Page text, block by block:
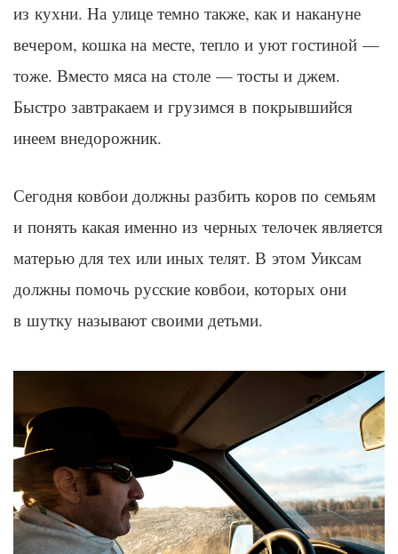
из кухни. На улице темно также, как и накануне
вечером, кошка на месте, тепло и уют гостиной —
тоже. Вместо мяса на столе — тосты и джем.
Быстро завтракаем и грузимся в покрывшийся
инеем внедорожник.
Сегодня ковбои должны разбить коров по семьям
и понять какая именно из черных телочек является
матерью для тех или иных телят. В этом Уиксам
должны помочь русские ковбои, которых они
в шутку называют своими детьми.